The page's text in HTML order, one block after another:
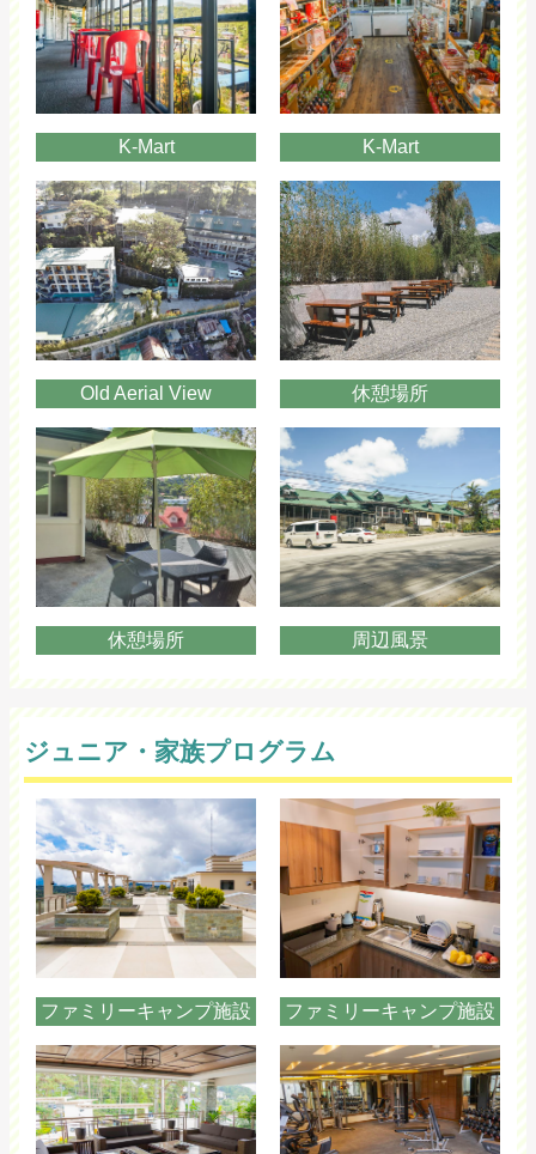
K-Mart K-Mart
Old Aerial View 休憩場所
休憩場所 周辺風景
ジュニア・家族プログラム
ファミリーキャンプ施設 ファミリーキャンプ施設